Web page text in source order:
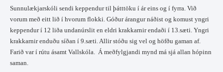
Sunnulækjarskóli sendi keppendur til þátttöku í ár eins og í fyrra. Við
vorum með eitt lið í hvorum flokki. Góður árangur náðist og komust yngri
keppendur í 12 liða undanúrslit en eldri krakkarnir endaði í 13.sæti. Yngri
krakkarnir enduðu síðan í 9.sæti. Allir stóðu sig vel og höfðu gaman af.
Farið var í rútu ásamt Vallskóla. Á meðfylgjandi mynd má sjá allan hópinn
saman.